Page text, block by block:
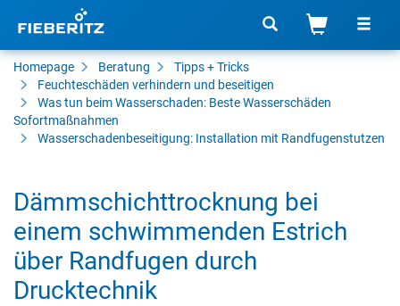
Homepage Beratung
Tipps + Tricks
Feuchteschäden verhindern und beseitigen
Was tun beim Wasserschaden: Beste Wasserschäden
Sofortmaßnahmen
Wasserschadenbeseitigung: Installation mit Randfugenstutzen
Dämmschichttrocknung bei
einem schwimmenden Estrich
über Randfugen durch
Drucktechnik